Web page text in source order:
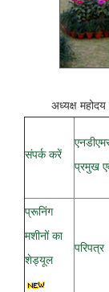
अध्यक्ष
संपर्क करें
प्रमुख
प्रूनिंग
मशीनों का
शेड्यूल
परिपत्र